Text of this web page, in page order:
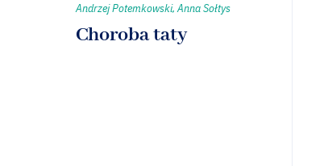
Andrzej Potemkowski, Anna Sołtys
Choroba taty